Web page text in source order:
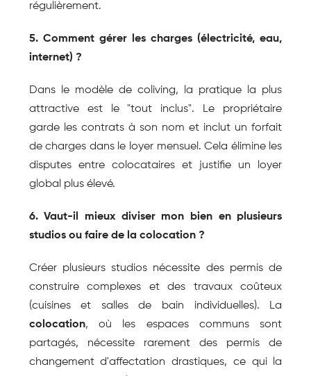
régulièrement.
5. Comment gérer les charges (électricité, eau,
internet) ?
Dans le modèle de coliving, la pratique la plus
attractive est le "tout inclus". Le propriétaire
garde les contrats à son nom et inclut un forfait
de charges dans le loyer mensuel. Cela élimine les
disputes entre colocataires et justifie un loyer
global plus élevé.
6. Vaut-il mieux diviser mon bien en plusieurs
studios ou faire de la colocation ?
Créer plusieurs studios nécessite des permis de
construire complexes et des travaux coûteux
colocation, où les espaces communs sont
partagés, nécessite rarement des permis de
changement d'affectation drastiques, ce qui la